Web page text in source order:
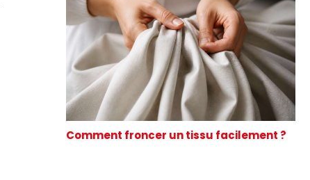
Comment froncer un tissu facilement ?